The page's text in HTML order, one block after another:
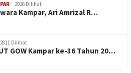
2926 Dilihat
Kampar, Ari Amrizal R…
2811 Dilihat
GOW Kampar ke-36 Tahun 20…